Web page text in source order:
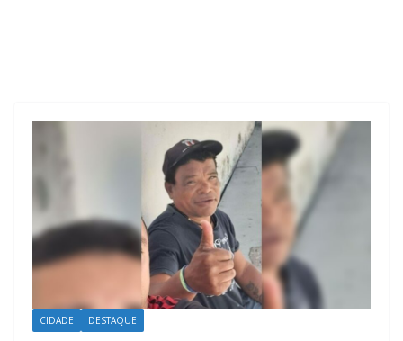
CIDADE DESTAQUE